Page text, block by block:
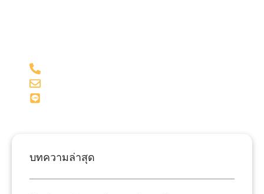
บทความล่าสุด